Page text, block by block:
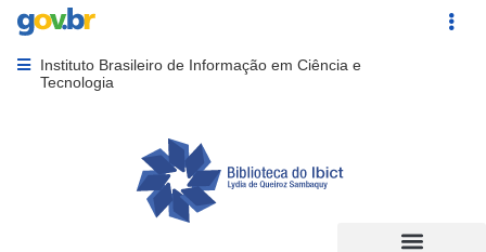
Portal Gov.br
Acesso
Abrir menu principal de navegação
Instituto Brasileiro de Informação em Ciência e
Tecnologia